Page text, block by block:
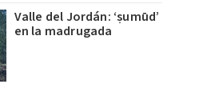
Valle del Jordán: ‘ṣumūd’
en la madrugada